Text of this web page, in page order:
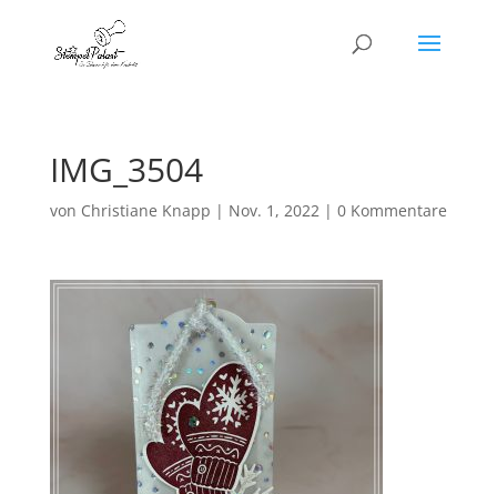
IMG_3504
von Christiane Knapp | Nov. 1, 2022| 0 Kommentare